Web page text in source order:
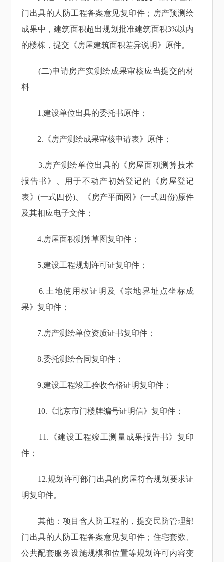
门出具的人防工程备案意见复印件；房产预测绘
成果中，建筑面积超出规划批准建筑面积3%以内
的楼栋，提交《房屋建筑面积差异说明》原件。
(二)申请房产实测绘成果审核应当提交的材
料
1.建设单位出具的委托书原件；
2.《房产测绘成果审核申请表》原件；
3.房产测绘单位出具的《房屋面积测算技术
报告书》、用于不动产初始登记的《房屋登记
表》(一式四份)、《房产平面图》(一式四份)原件
及其相应电子文件；
4.房屋面积测算草图复印件；
5.建设工程规划许可证复印件；
6.土地使用权证明及《宗地界址点坐标成
果》复印件；
7.房产测绘单位资质证书复印件；
8.委托测绘合同复印件；
9.建设工程竣工验收合格证明复印件；
10.《北京市门楼牌编号证明信》复印件；
11.《建设工程竣工测量成果报告书》复印
件；
12.规划许可部门出具的房屋符合规划要求证
明复印件。
其他：项目含人防工程的，提交民防管理部
门出具的人防工程备案意见复印件；住宅套数、
公共配套服务设施规模和位置等规划许可内容变